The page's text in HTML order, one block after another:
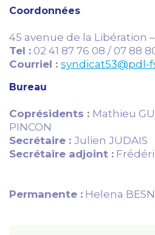
Coordonnées
45 avenue de la Libération
Tel : 02 41 87 76 08 / 07 88
Courriel : syndicat53@pdl-
Bureau
Coprésidents : Mathieu
PINCON
Secrétaire : Julien JUDAIS
Secrétaire adjoint :
Permanente : Helena